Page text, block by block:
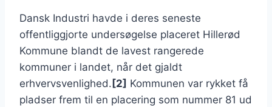
Dansk Industri havde i deres seneste
offentliggjorte undersøgelse placeret Hillerød
Kommune blandt de lavest rangerede
kommuner i landet, når det gjaldt
erhvervsvenlighed. [2] Kommunen var rykket få
pladser frem til en placering som nummer 81 ud